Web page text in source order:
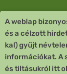
Vevőszolgálat
Quick Links
A weblap
és a célzott
kal) gyűjt
információkat. A
és tiltásukról itt